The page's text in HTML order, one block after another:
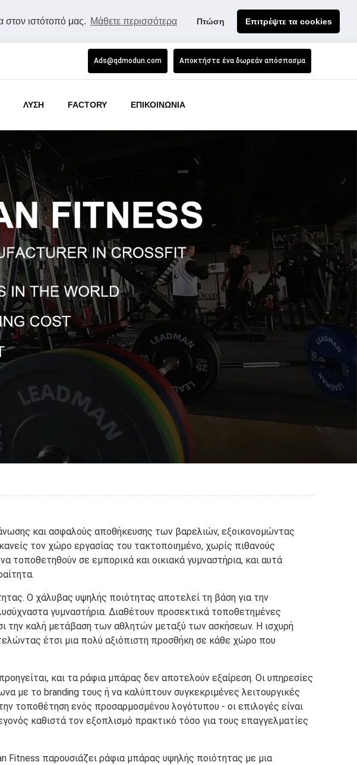
στον ιστότοπό μας. Μάθετε περισσότερα Πτώση Επιτρέψτε τα cookies
Ads@qdmodun.com Αποκτήστε ένα δωρεάν απόσπασμα
ΛΥΣΗ FACTORY ΕΠΙΚΟΙΝΩΝΙΑ
και ασφαλούς αποθήκευσης των βαρελιών, εξοικονομώντας
τον χώρο εργασίας του τακτοποιημένο, χωρίς πιθανούς
τοποθετηθούν σε εμπορικά και οικιακά γυμναστήρια, και αυτά
Ο χάλυβας υψηλής ποιότητας αποτελεί τη βάση για την
γυμναστήρια. Διαθέτουν προσεκτικά τοποθετημένες
την καλή μετάβαση των αθλητών μεταξύ των ασκήσεων. Η ισχυρή
έτσι μια πολύ αξιόπιστη προσθήκη σε κάθε χώρο που
και τα ράφια μπάρας δεν αποτελούν εξαίρεση. Οι υπηρεσίες
με το branding τους ή να καλύπτουν συγκεκριμένες λειτουργικές
τοποθέτηση ενός προσαρμοσμένου λογότυπου - οι επιλογές είναι
καθιστά τον εξοπλισμό πρακτικό τόσο για τους επαγγελματίες
Fitness παρουσιάζει ράφια μπάρας υψηλής ποιότητας με μια